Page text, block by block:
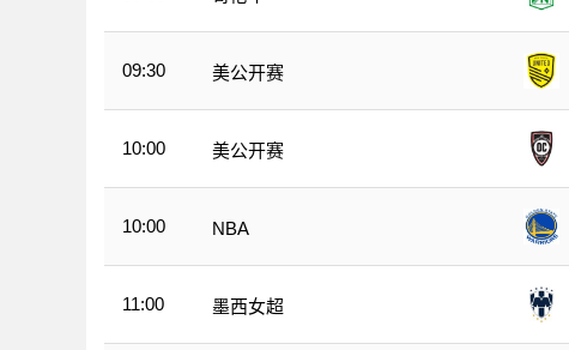
09:30 美公开赛
10:00 美公开赛
10:00 NBA
11:00 墨西女超